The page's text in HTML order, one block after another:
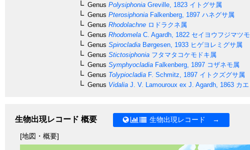
Genus Polysiphonia Greville, 1823 イトグサ属
Genus Pterosiphonia Falkenberg, 1897 ハネグサ属
Genus Rhodolachne ロドラクネ属
Genus Rhodomela C. Agardh, 1822 セイヨウフジマツ
Genus Spirocladia Børgesen, 1933 ヒゲヨレミグサ属
Genus Stictosiphonia フタマタコケモドキ属
Genus Symphyocladia Falkenberg, 1897 コザネモ属
Genus Tolypiocladia F. Schmitz, 1897 イトクズグサ属
Genus Vidalia J. V. Lamouroux ex J. Agardh, 1863 カ
生物出現レコード 概要 生物出現レコード →
[地図・概要]